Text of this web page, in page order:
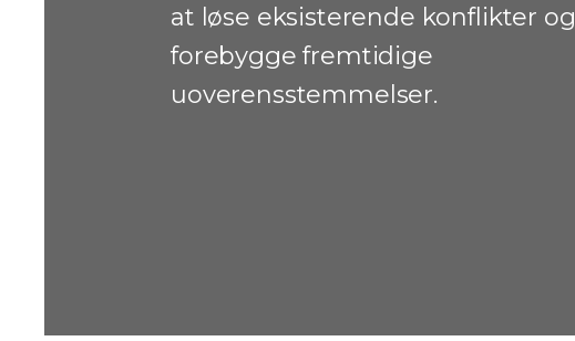
at løse eksisterende konflikter og
forebygge fremtidige
uoverensstemmelser.